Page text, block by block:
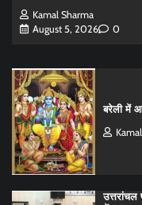
Kamal Sharma
August 5, 2026
0
बरेली में
उत्तरांचल